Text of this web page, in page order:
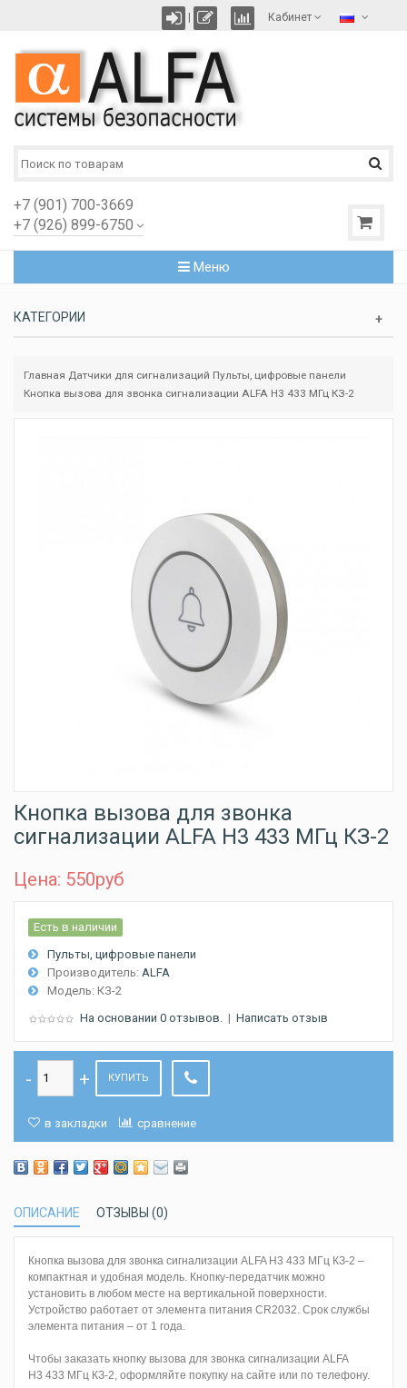
Кабинет
+7 (901) 700-3669
+7 (926) 899-6750
Меню
КАТЕГОРИИ
Главная Датчики для сигнализаций Пульты, цифровые панели
Кнопка вызова для звонка сигнализации ALFA H3 433 МГц КЗ-2
Кнопка вызова для звонка
сигнализации ALFA H3 433 МГц КЗ-2
Цена: 550руб
Есть в наличии
Пульты, цифровые панели
Производитель: ALFA
Модель: КЗ-2
На основании 0 отзывов. | Написать отзыв
КУПИТЬ
в закладки сравнение
ОПИСАНИЕ ОТЗЫВЫ (0)
Кнопка вызова для звонка сигнализации ALFA H3 433 МГц КЗ-2 –
компактная и удобная модель. Кнопку-передатчик можно
установить в любом месте на вертикальной поверхности.
Устройство работает от элемента питания CR2032. Срок службы
элемента питания – от 1 года.
Чтобы заказать кнопку вызова для звонка сигнализации ALFA
H3 433 МГц КЗ-2, оформляйте покупку на сайте или по телефону.